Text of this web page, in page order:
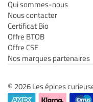
Qui sommes-nous
Nous contacter
Certificat Bio
Offre BTOB
Offre CSE
Nos marques partenaires
© 2026 Les épices